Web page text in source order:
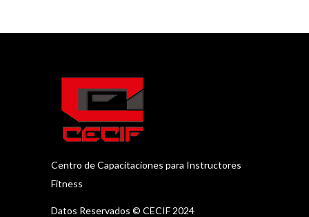
Centro de Capacitaciones para Instructores
Fitness
Datos Reservados © CECIF 2024